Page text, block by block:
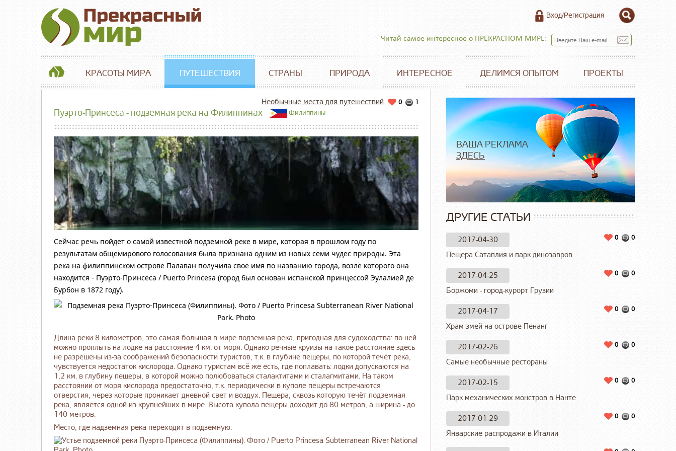
Вход/Регистрация
Читай самое интересное о ПРЕКРАСНОМ МИРЕ:
КРАСОТЫ МИРА ПУТЕШЕСТВИЯ СТРАНЫ ПРИРОДА ИНТЕРЕСНОЕ ДЕЛИМСЯ ОПЫТОМ ПРОЕКТЫ
1
0
Необычные места для путешествий
Пуэрто-Принсеса - подземная река на Филиппинах Филиппины
Сейчас речь пойдет о самой известной подземной реке в мире, которая в прошлом году по
результатам общемирового голосования была признана одним из новых семи чудес природы. Эта
река на филиппинском острове Палаван получила своё имя по названию города, возле которого она
находится - Пуэрто-Принсеса / Puerto Princesa (город был основан испанской принцессой Эулалией де
Бурбон в 1872 году).
Длина реки 8 километров, это самая большая в мире подземная река, пригодная для судоходства: по ней
можно проплыть на лодке на расстояние 4 км. от моря. Однако речные круизы на такое расстояние здесь
не разрешены из-за соображений безопасности туристов, т.к. в глубине пещеры, по которой течёт река,
чувствуется недостаток кислорода. Однако туристам всё же есть, где поплавать: лодки допускаются на
1,2 км. в глубину пещеры, в которой можно полюбоваться сталактитами и сталагмитами. На таком
расстоянии от моря кислорода предостаточно, т.к. периодически в куполе пещеры встречаются
отверстия, через которые проникает дневной свет и воздух. Пещера, сквозь которую течёт подземная
река, является одной из крупнейших в мире. Высота купола пещеры доходит до 80 метров, а ширина - до
140 метров.
Место, где надземная река переходит в подземную:
ВАША РЕКЛАМА
ЗДЕСЬ
ДРУГИЕ СТАТЬИ
2017-04-30 0
0
Пещера Сатаплия и парк динозавров
2017-04-25 0
0
Боржоми - город-курорт Грузии
2017-04-17 0
0
Храм змей на острове Пенанг
2017-02-26 0
0
Самые необычные рестораны
2017-02-15 0
0
Парк механических монстров в Нанте
2017-01-29 0
0
Январские распродажи в Италии